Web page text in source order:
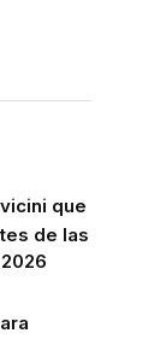
que
de las